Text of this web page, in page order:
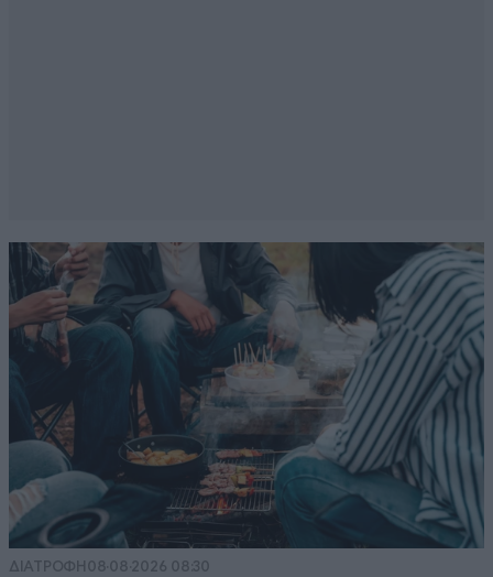
ΔΙΑΤΡΟΦΗ 08·08·2026 08:30